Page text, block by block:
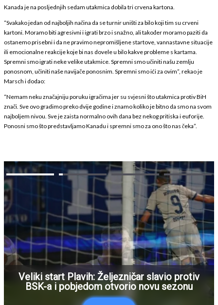
Kanada je na posljednjih sedam utakmica dobila tri crvena kartona.
“Svakako jedan od najboljih načina da se turnir uništi za bilo koji tim su crveni
kartoni. Moramo biti agresivni i igrati brzo i snažno, ali također moramo paziti da
ostanemo prisebni i da ne pravimo nepromišljene startove, vannastavne situacije
ili emocionalne reakcije koje bi nas dovele u bilo kakve probleme s kartama.
Spremni smo igrati neke velike utakmice. Spremni smo učiniti našu zemlju
ponosnom, učiniti naše navijače ponosnim. Spremni smo ići za ovim”, rekao je
Marsch i dodao:
“Nemam neku značajniju poruku igračima jer su svjesni što utakmica protiv BiH
znači. Sve ovo gradimo preko dvije godine i znamo koliko je bitno da smo na svom
najboljem nivou. Sve je zaista normalno ovih dana bez nekog pritiska i euforije.
Ponosni smo što predstavljamo Kanadu i spremni smo za ono što nas čeka”.
Veliki start Plavih: Željezničar slavio protiv
BSK-a i pobjedom otvorio novu sezonu